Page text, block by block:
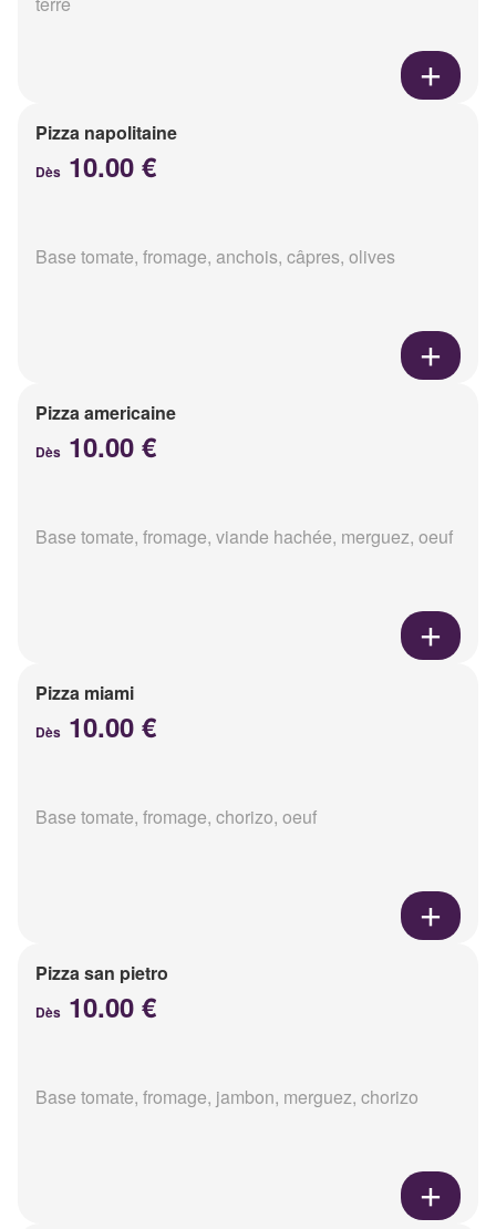
Pizza napolitaine
Dès 10.00 €
Base tomate, fromage, anchois, câpres, olives
Pizza americaine
Dès 10.00 €
Base tomate, fromage, viande hachée, merguez, oeuf
Pizza miami
Dès 10.00 €
Base tomate, fromage, chorizo, oeuf
Pizza san pietro
Dès 10.00 €
Base tomate, fromage, jambon, merguez, chorizo